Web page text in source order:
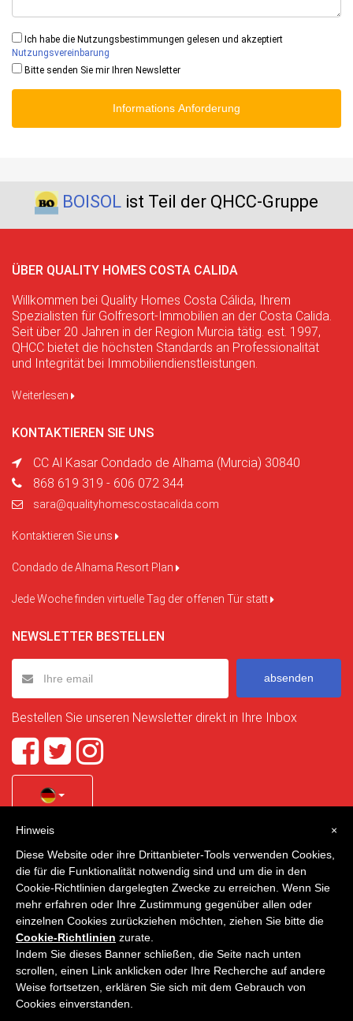
Ich habe die Nutzungsbestimmungen gelesen und akzeptiert
Nutzungsvereinbarung
Bitte senden Sie mir Ihren Newsletter
Informations Anforderung
BOISOL ist Teil der QHCC-Gruppe
ÜBER QUALITY HOMES COSTA CALIDA
Willkommen bei Quality Homes Costa Cálida, Ihrem
Spezialisten für Golfresort-Immobilien an der Costa Calida.
Seit über 20 Jahren in der Region Murcia tätig. est. 1997,
QHCC bietet die höchsten Standards an Professionalität
und Integrität bei Immobiliendienstleistungen.
Weiterlesen
KONTAKTIEREN SIE UNS
CC Al Kasar Condado de Alhama (Murcia) 30840
868 619 319 - 606 072 344
sara@qualityhomescostacalida.com
Kontaktieren Sie uns
Condado de Alhama Resort Plan
Jede Woche finden virtuelle Tag der offenen Tür statt
NEWSLETTER BESTELLEN
absenden
Bestellen Sie unseren Newsletter direkt in Ihre Inbox
Quality Homes Costa Calida is a registered trademark of
La Manga Holiday Home SL duly registered with CIF / tax
no. B-30750053 and address: Bella Luz 07-05, 30389 La
Manga Club, Cartagena, Murcia, Spain.
Quality Homes Costa Cálida - Alle Rechte vorbehalten
Datenschutz Kontakt
×
Hinweis
Diese Website oder ihre Drittanbieter-Tools verwenden Cookies,
die für die Funktionalität notwendig sind und um die in den
Cookie-Richtlinien dargelegten Zwecke zu erreichen. Wenn Sie
mehr erfahren oder Ihre Zustimmung gegenüber allen oder
einzelnen Cookies zurückziehen möchten, ziehen Sie bitte die
Cookie-Richtlinien zurate.
Indem Sie dieses Banner schließen, die Seite nach unten
scrollen, einen Link anklicken oder Ihre Recherche auf andere
Weise fortsetzen, erklären Sie sich mit dem Gebrauch von
Cookies einverstanden.